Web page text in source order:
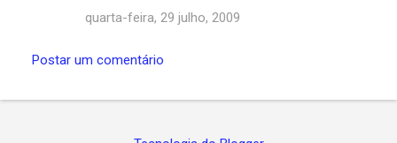
quarta-feira, 29 julho, 2009
Postar um comentário